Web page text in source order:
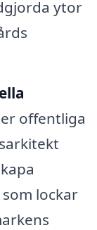
ytor
offentliga
lockar